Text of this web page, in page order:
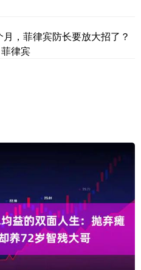
，菲律宾防长要放大招了？
律宾